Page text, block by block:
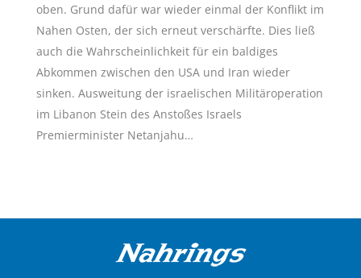
oben. Grund dafür war wieder einmal der Konflikt im
Nahen Osten, der sich erneut verschärfte. Dies ließ
auch die Wahrscheinlichkeit für ein baldiges
Abkommen zwischen den USA und Iran wieder
sinken. Ausweitung der israelischen Militäroperation
im Libanon Stein des Anstoßes Israels
Premierminister Netanjahu…